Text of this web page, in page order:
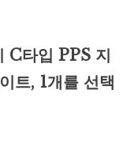
C타입 PPS 지
트, 1개를 선택